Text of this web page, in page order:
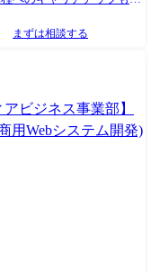
険会社向け営業管理シス
保業界のECサイト企画開
開発・実証実験
用したデータ分析(Python)
るプロジェクト候補を獲
議を実施 ※案件を持ち寄
ニアと営業が面談 ※今ま
定
まずは相談する
ビジネス事業部】
用Webシステム開発)